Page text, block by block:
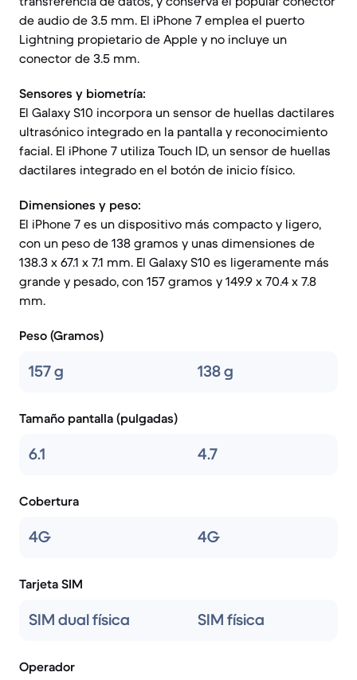
de audio de 3.5 mm. El iPhone 7 emplea el puerto
Lightning propietario de Apple y no incluye un
conector de 3.5 mm.
Sensores y biometría:
El Galaxy S10 incorpora un sensor de huellas dactilares
ultrasónico integrado en la pantalla y reconocimiento
facial. El iPhone 7 utiliza Touch ID, un sensor de huellas
dactilares integrado en el botón de inicio físico.
Dimensiones y peso:
El iPhone 7 es un dispositivo más compacto y ligero,
con un peso de 138 gramos y unas dimensiones de
138.3 x 67.1 x 7.1 mm. El Galaxy S10 es ligeramente más
grande y pesado, con 157 gramos y 149.9 x 70.4 x 7.8
mm.
Peso (Gramos)
157 g 138 g
Tamaño pantalla (pulgadas)
6.1 4.7
Cobertura
4G 4G
Tarjeta SIM
SIM dual física SIM física
Operador